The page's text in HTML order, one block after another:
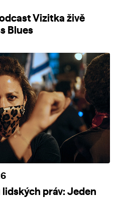
Vizitka živě
Blues
práv: Jeden